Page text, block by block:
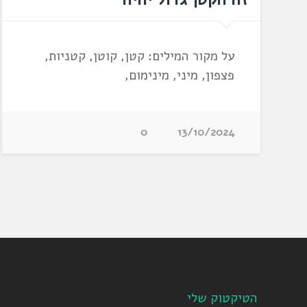
על מקור המילים: קטן, קוטן, קטניות,
פצפון, מיני, מינימום,
13/10/2024
0
הטיקטוק שלי